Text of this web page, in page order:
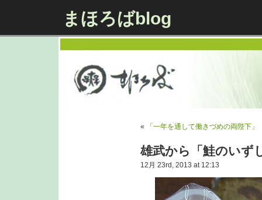
まほろばblog
« 「一年を通して働きづめの両陛下」
雄武から「鮭のいず
12月 23rd, 2013 at 12:13